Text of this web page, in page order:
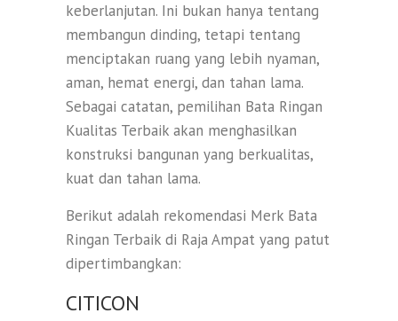
keberlanjutan. Ini bukan hanya tentang
membangun dinding, tetapi tentang
menciptakan ruang yang lebih nyaman,
aman, hemat energi, dan tahan lama.
Sebagai catatan, pemilihan Bata Ringan
Kualitas Terbaik akan menghasilkan
konstruksi bangunan yang berkualitas,
kuat dan tahan lama.
Berikut adalah rekomendasi Merk Bata
Ringan Terbaik di Raja Ampat yang patut
dipertimbangkan:
CITICON